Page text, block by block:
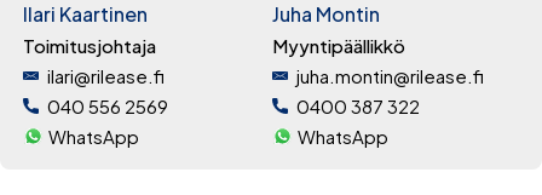
Ilari Kaartinen
Toimitusjohtaja
ilari@rilease.fi
040 556 2569
WhatsApp
Juha Montin
Myyntipäällikkö
juha.montin@rilease.fi
0400 387 322
WhatsApp